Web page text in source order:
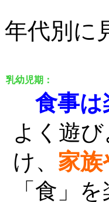
年代別に
乳幼児期：
食事は
よく遊
け、 家族
「食」